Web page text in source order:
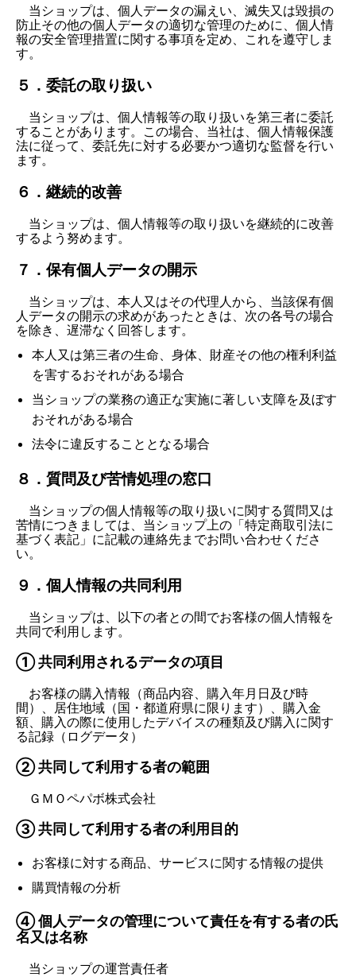
当ショップは、個人データの漏えい、滅失又は毀損の
防止その他の個人データの適切な管理のために、個人情
報の安全管理措置に関する事項を定め、これを遵守しま
す。
５．委託の取り扱い
当ショップは、個人情報等の取り扱いを第三者に委託
することがあります。この場合、当社は、個人情報保護
法に従って、委託先に対する必要かつ適切な監督を行い
ます。
６．継続的改善
当ショップは、個人情報等の取り扱いを継続的に改善
するよう努めます。
７．保有個人データの開示
当ショップは、本人又はその代理人から、当該保有個
人データの開示の求めがあったときは、次の各号の場合
を除き、遅滞なく回答します。
本人又は第三者の生命、身体、財産その他の権利利益
を害するおそれがある場合
当ショップの業務の適正な実施に著しい支障を及ぼす
おそれがある場合
法令に違反することとなる場合
８．質問及び苦情処理の窓口
当ショップの個人情報等の取り扱いに関する質問又は
苦情につきましては、当ショップ上の「特定商取引法に
基づく表記」に記載の連絡先までお問い合わせくださ
い。
９．個人情報の共同利用
当ショップは、以下の者との間でお客様の個人情報を
共同で利用します。
① 共同利用されるデータの項目
お客様の購入情報（商品内容、購入年月日及び時
間）、居住地域（国・都道府県に限ります）、購入金
額、購入の際に使用したデバイスの種類及び購入に関す
る記録（ログデータ）
② 共同して利用する者の範囲
ＧＭＯペパボ株式会社
③ 共同して利用する者の利用目的
お客様に対する商品、サービスに関する情報の提供
購買情報の分析
④ 個人データの管理について責任を有する者の氏
名又は名称
当ショップの運営責任者